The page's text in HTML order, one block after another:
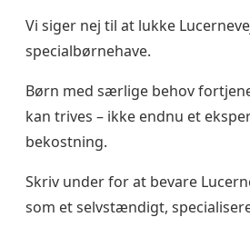
Vi siger nej til at lukke
specialbørnehave.
Børn med særlige behov
kan trives – ikke endnu et
bekostning.
Skriv under for at bevare
som et selvstændigt,